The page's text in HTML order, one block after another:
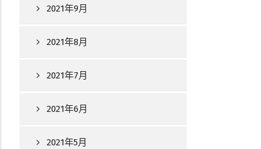
2021年9月
2021年8月
2021年7月
2021年6月
2021年5月